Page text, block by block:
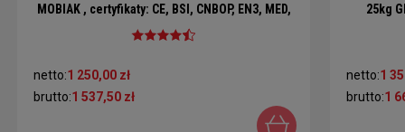
MOBIAK , certyfikaty: CE, BSI, CNBOP, EN3, MED,
MPA
netto:1 250,00 zł
brutto:1 537,50 zł
25kg
netto:1
brutto:1